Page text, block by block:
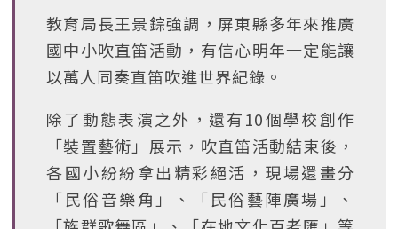
教育局長王景錝強調，屏東縣多年來推廣
國中小吹直笛活動，有信心明年一定能讓
以萬人同奏直笛吹進世界紀錄。
除了動態表演之外，還有10個學校創作
「裝置藝術」展示，吹直笛活動結束後，
各國小紛紛拿出精彩絕活，現場還畫分
「民俗音樂角」、「民俗藝陣廣場」、